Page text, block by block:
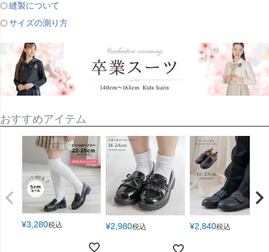
縫製について
サイズの測り方
おすすめアイテム
¥3,280税込 ¥2,980税込 ¥2,840税込